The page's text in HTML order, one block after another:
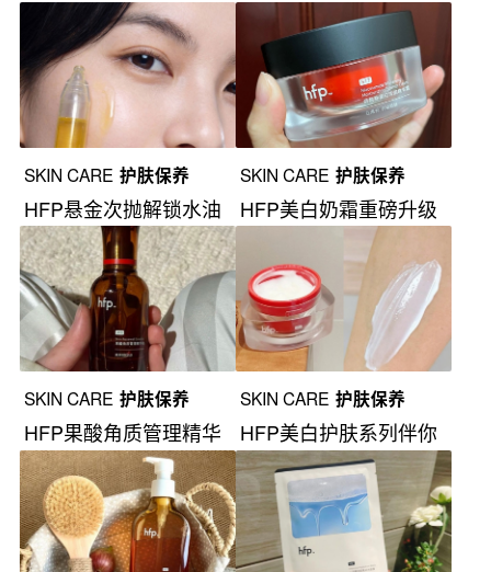
还管用？
战痘新范式
SKIN CARE 护肤保养
HFP悬金次抛解锁水油
同补新法则
SKIN CARE 护肤保养
HFP美白奶霜重磅升级
SKIN CARE 护肤保养
HFP果酸角质管理精华
液
SKIN CARE 护肤保养
HFP美白护肤系列伴你
焕亮新年